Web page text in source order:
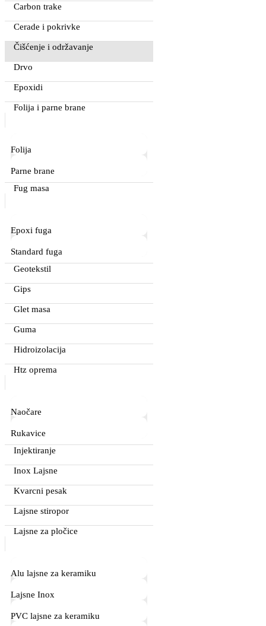
Carbon trake
Cerade i pokrivke
Čišćenje i održavanje
Drvo
Epoxidi
Folija i parne brane
Folija
Parne brane
Fug masa
Epoxi fuga
Standard fuga
Geotekstil
Gips
Glet masa
Guma
Hidroizolacija
Htz oprema
Naočare
Rukavice
Injektiranje
Inox Lajsne
Kvarcni pesak
Lajsne stiropor
Lajsne za pločice
Alu lajsne za keramiku
Lajsne Inox
PVC lajsne za keramiku